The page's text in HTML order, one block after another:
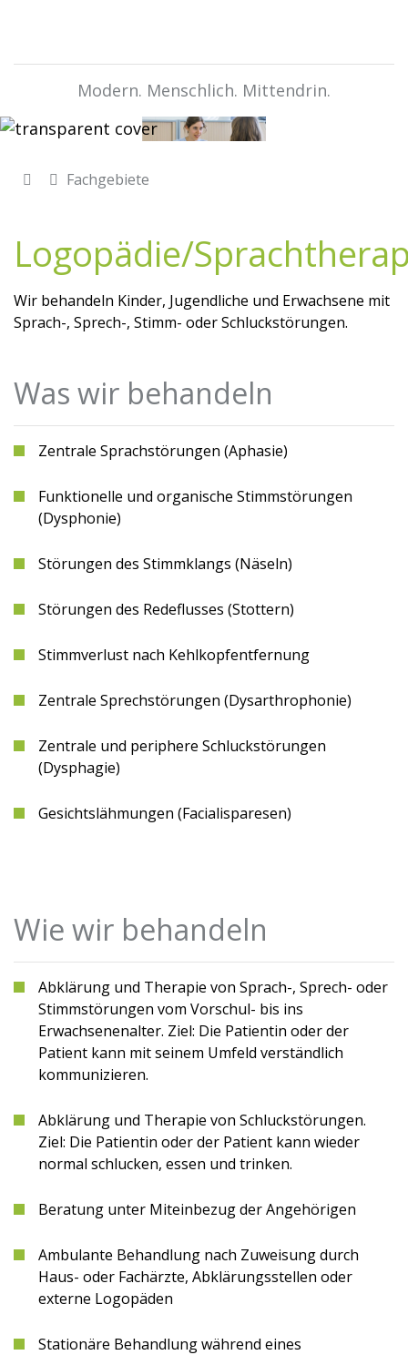
Modern. Menschlich. Mittendrin.
Fachgebiete
Logopädie/
Wir behandeln Kinder, Jugendliche und Erwachsene mit
Sprach-, Sprech-, Stimm- oder Schluckstörungen.
Was wir behandeln
Zentrale Sprachstörungen (Aphasie)
Funktionelle und organische Stimmstörungen
(Dysphonie)
Störungen des Stimmklangs (Näseln)
Störungen des Redeflusses (Stottern)
Stimmverlust nach Kehlkopfentfernung
Zentrale Sprechstörungen (Dysarthrophonie)
Zentrale und periphere Schluckstörungen
(Dysphagie)
Gesichtslähmungen (Facialisparesen)
Wie wir behandeln
Abklärung und Therapie von Sprach-, Sprech- oder
Stimmstörungen vom Vorschul- bis ins
Erwachsenenalter. Ziel: Die Patientin oder der
Patient kann mit seinem Umfeld verständlich
kommunizieren.
Abklärung und Therapie von Schluckstörungen.
Ziel: Die Patientin oder der Patient kann wieder
normal schlucken, essen und trinken.
Beratung unter Miteinbezug der Angehörigen
Ambulante Behandlung nach Zuweisung durch
Haus- oder Fachärzte, Abklärungsstellen oder
externe Logopäden
Stationäre Behandlung während eines